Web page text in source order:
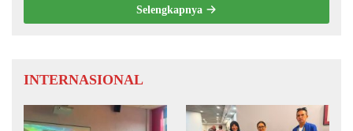
Selengkapnya
INTERNASIONAL